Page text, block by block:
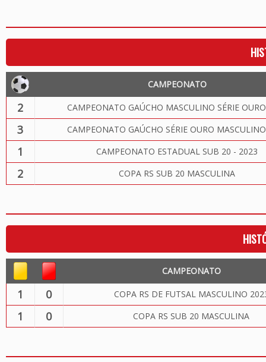
CAMPEONATO
2 CAMPEONATO GAÚCHO MASCULINO SÉRIE
3 CAMPEONATO GAÚCHO SÉRIE OURO
1 CAMPEONATO ESTADUAL SUB 20 - 2023
2 COPA RS SUB 20 MASCULINA
CAMPEONATO
1 0 COPA RS DE FUTSAL MASCULINO
1 0 COPA RS SUB 20 MASCULINA